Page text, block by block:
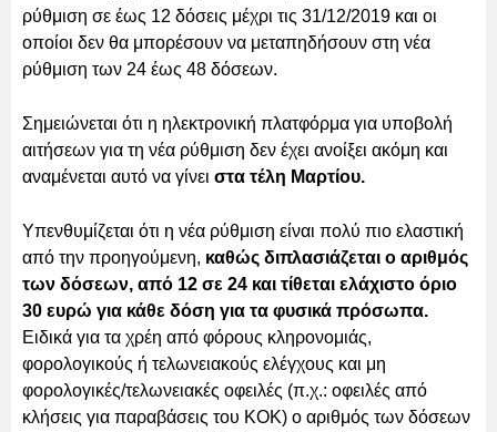
ρύθμιση σε έως 12 δόσεις μέχρι τις 31/12/2019 και οι
οποίοι δεν θα μπορέσουν να μεταπηδήσουν στη νέα
ρύθμιση των 24 έως 48 δόσεων.
Σημειώνεται ότι η ηλεκτρονική πλατφόρμα για υποβολή
αιτήσεων για τη νέα ρύθμιση δεν έχει ανοίξει ακόμη και
αναμένεται αυτό να γίνει στα τέλη Μαρτίου.
Υπενθυμίζεται ότι η νέα ρύθμιση είναι πολύ πιο ελαστική
από την προηγούμενη, καθώς διπλασιάζεται ο αριθμός
των δόσεων, από 12 σε 24 και τίθεται ελάχιστο όριο
30 ευρώ για κάθε δόση για τα φυσικά πρόσωπα.
Ειδικά για τα χρέη από φόρους κληρονομιάς,
φορολογικούς ή τελωνειακούς ελέγχους και μη
φορολογικές/τελωνειακές οφειλές (π.χ.: οφειλές από
κλήσεις για παραβάσεις του ΚΟΚ) ο αριθμός των δόσεων